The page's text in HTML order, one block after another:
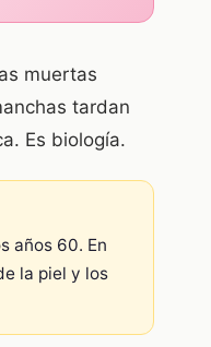
muertas
tardan
Es biología.
años 60. En
la piel y los